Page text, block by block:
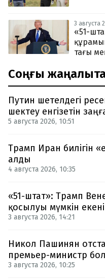
3 августа
«51-
тағы
Соңғы
Путин шетелдегі
шектеу енгізетін
5 августа 2026, 10:51
Трамп Иран билігін
алды
4 августа 2026, 10:35
«51-штат»: Трамп
қосылуы мүмкін
3 августа 2026, 14:21
Никол Пашинян
премьер-министр
3 августа 2026, 10:25